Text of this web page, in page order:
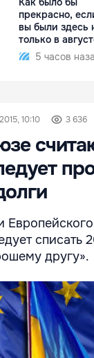
прекрасно,
вы были здесь
только в
5 часов
10:10 3 636
списать
другу».